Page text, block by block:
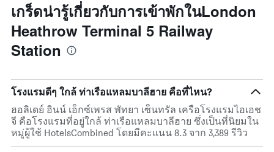
เกร็ดน่ารู้เกี่ยวกับการเข้าพักในLondon
Heathrow Terminal 5 Railway
Station
โรงแรมดีๆ ใกล้ ท่าเรือแหลมบาลีฮาย คือที่ไหน?
ฮอลิเดย์ อินน์ เอ็กซ์เพรส พัทยา เซ็นทรัล เครือโรงแรมไอเอช
จี คือโรงแรมที่อยู่ใกล้ ท่าเรือแหลมบาลีฮาย ซึ่งเป็นที่นิยมใน
หมู่ผู้ใช้ HotelsCombined โดยมีคะแนน 8.3 จาก 3,389 รีวิว